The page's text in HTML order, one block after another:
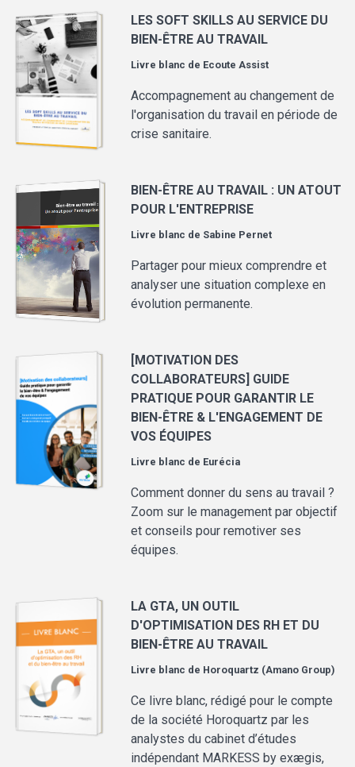
LES SOFT SKILLS AU SERVICE DU
BIEN-ÊTRE AU TRAVAIL
Livre blanc de Ecoute Assist
Accompagnement au changement de
l'organisation du travail en période de
crise sanitaire.
BIEN-ÊTRE AU TRAVAIL : UN ATOUT
POUR L'ENTREPRISE
Livre blanc de Sabine Pernet
Partager pour mieux comprendre et
analyser une situation complexe en
évolution permanente.
[MOTIVATION DES
COLLABORATEURS] GUIDE
PRATIQUE POUR GARANTIR LE
BIEN-ÊTRE & L'ENGAGEMENT DE
VOS ÉQUIPES
Livre blanc de Eurécia
Comment donner du sens au travail ?
Zoom sur le management par objectif
et conseils pour remotiver ses
équipes.
LA GTA, UN OUTIL
D'OPTIMISATION DES RH ET DU
BIEN-ÊTRE AU TRAVAIL
Livre blanc de Horoquartz (Amano Group)
Ce livre blanc, rédigé pour le compte
de la société Horoquartz par les
analystes du cabinet d’études
indépendant MARKESS by exægis,